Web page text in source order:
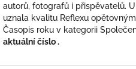
autorů, fotografů i přispěvatelů.
uznala kvalitu Reflexu
Časopis roku v kategorii
aktuální číslo .